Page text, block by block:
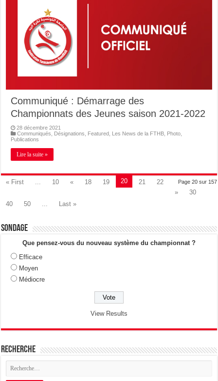
Communiqué : Démarrage des
Championnats des Jeunes saison 2021-2022
28 décembre 2021
Communiqués
Désignations Featured Les News de la FTHB Photo
Publications
Lire la suite »
Page 20 sur 157
« First 10 « 18 19 20 21
22
»
30
40
50 Last »
Sondage
Que pensez-vous du nouveau système du championnat ?
Efficace
Moyen
Médiocre
View Results
Recherche